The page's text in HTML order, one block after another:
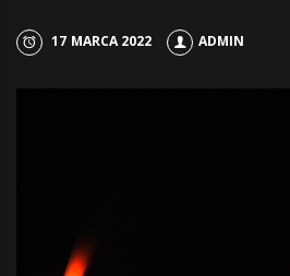
17 MARCA 2022 ADMIN